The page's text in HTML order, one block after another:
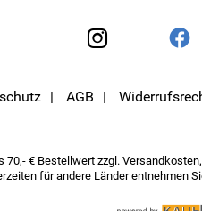
AGB
70,- € Bestellwert zzgl. Versandkosten
für andere Länder entnehmen